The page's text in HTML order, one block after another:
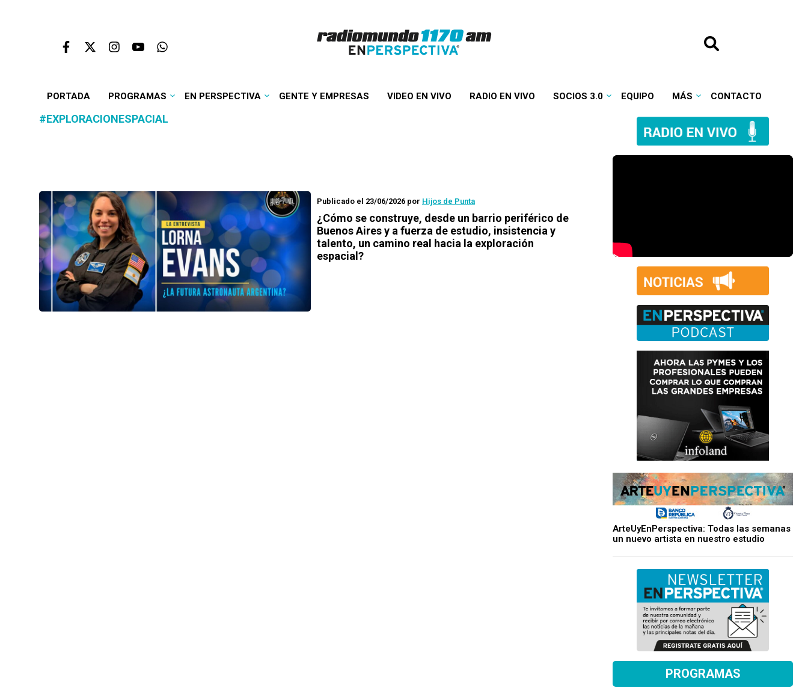
PORTADA PROGRAMAS EN PERSPECTIVA GENTE Y EMPRESAS VIDEO EN VIVO RADIO EN VIVO SOCIOS 3.0 EQUIPO MÁS CONTACTO
#EXPLORACIONESPACIAL
Publicado el 23/06/2026 por Hijos de Punta
¿Cómo se construye, desde un barrio periférico de
Buenos Aires y a fuerza de estudio, insistencia y
talento, un camino real hacia la exploración
espacial?
ArteUyEnPerspectiva: Todas las semanas
un nuevo artista en nuestro estudio
PROGRAMAS